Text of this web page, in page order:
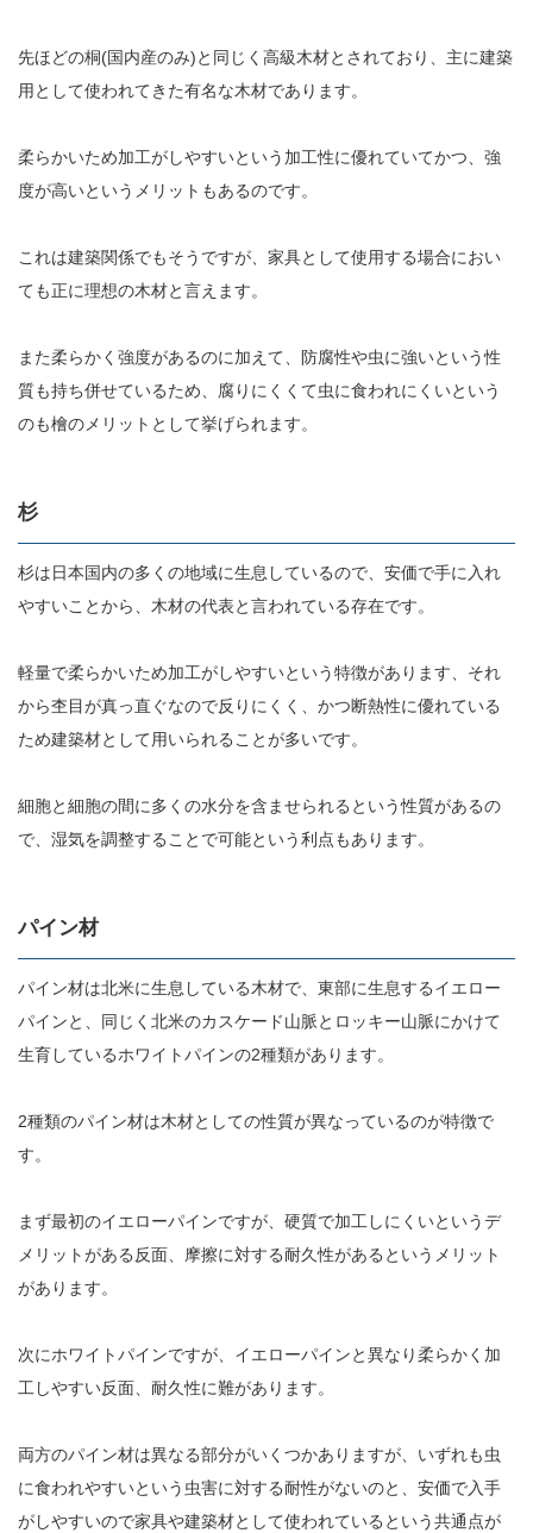
先ほどの桐(国内産のみ)と同じく高級木材とされており、主に建築
用として使われてきた有名な木材であります。
柔らかいため加工がしやすいという加工性に優れていてかつ、強
度が高いというメリットもあるのです。
これは建築関係でもそうですが、家具として使用する場合におい
ても正に理想の木材と言えます。
また柔らかく強度があるのに加えて、防腐性や虫に強いという性
質も持ち併せているため、腐りにくくて虫に食われにくいという
のも檜のメリットとして挙げられます。
杉
杉は日本国内の多くの地域に生息しているので、安価で手に入れ
やすいことから、木材の代表と言われている存在です。
軽量で柔らかいため加工がしやすいという特徴があります、それ
から杢目が真っ直ぐなので反りにくく、かつ断熱性に優れている
ため建築材として用いられることが多いです。
細胞と細胞の間に多くの水分を含ませられるという性質があるの
で、湿気を調整することで可能という利点もあります。
パイン材
パイン材は北米に生息している木材で、東部に生息するイエロー
パインと、同じく北米のカスケード山脈とロッキー山脈にかけて
生育しているホワイトパインの2種類があります。
2種類のパイン材は木材としての性質が異なっているのが特徴で
す。
まず最初のイエローパインですが、硬質で加工しにくいというデ
メリットがある反面、摩擦に対する耐久性があるというメリット
があります。
次にホワイトパインですが、イエローパインと異なり柔らかく加
工しやすい反面、耐久性に難があります。
両方のパイン材は異なる部分がいくつかありますが、いずれも虫
に食われやすいという虫害に対する耐性がないのと、安価で入手
がしやすいので家具や建築材として使われているという共通点が